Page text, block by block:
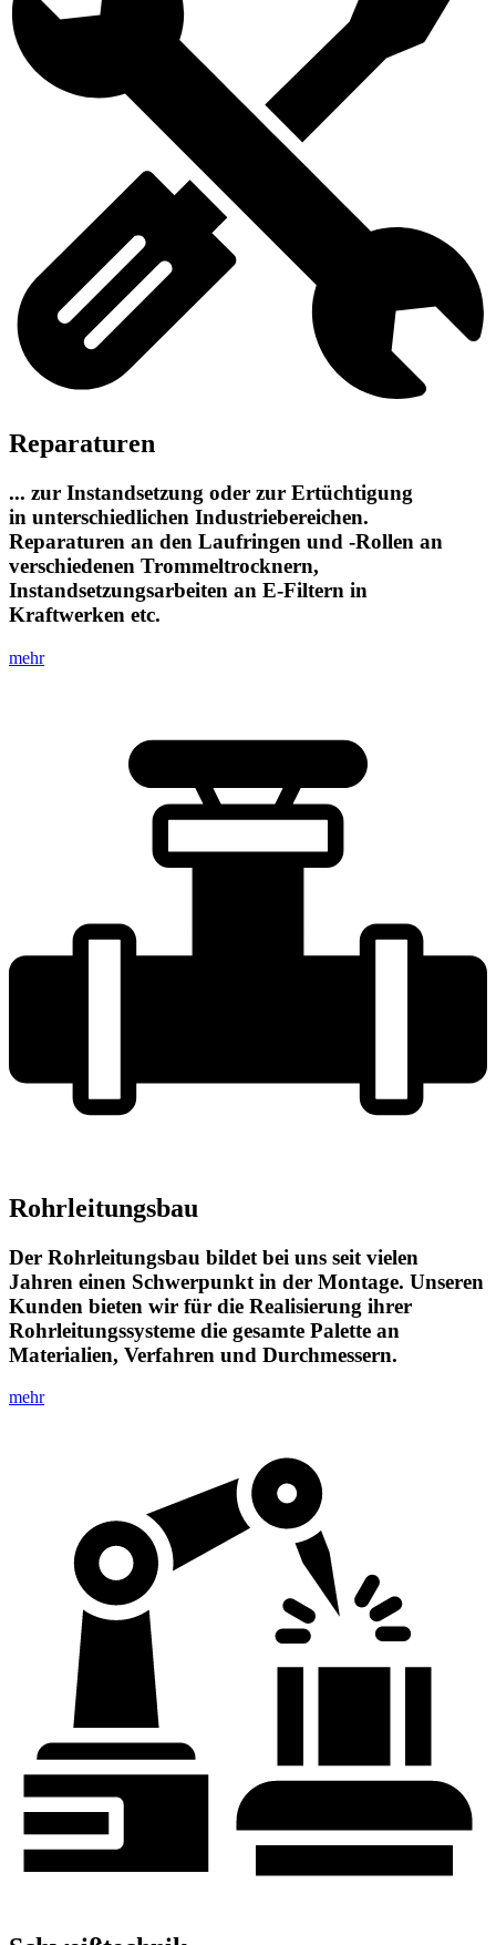
Reparaturen
... zur Instandsetzung oder zur Ertüchtigung
in unterschiedlichen Industriebereichen.
Reparaturen an den Laufringen und -Rollen an
verschiedenen Trommeltrocknern,
Instandsetzungsarbeiten an E-Filtern in
Kraftwerken etc.
mehr
Rohrleitungsbau
Der Rohrleitungsbau bildet bei uns seit vielen
Jahren einen Schwerpunkt in der Montage. Unseren
Kunden bieten wir für die Realisierung ihrer
Rohrleitungssysteme die gesamte Palette an
Materialien, Verfahren und Durchmessern.
mehr